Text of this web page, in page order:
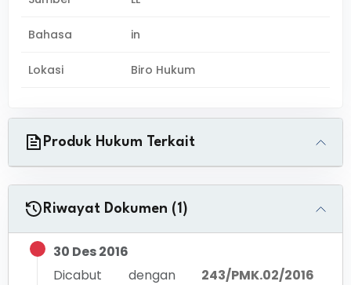
Bahasa in
Lokasi Biro Hukum
Produk Hukum Terkait
Riwayat Dokumen (1)
30 Des 2016
Dicabut dengan
243/PMK.02/2016